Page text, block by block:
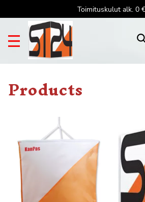
Toimituskulut alk. 0
Products